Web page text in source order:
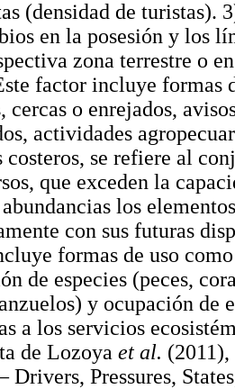
(densidad de turistas).
en la posesión y los
zona terrestre o
factor incluye formas
cercas o enrejados,
actividades
costeros, se refiere al
que exceden la
los
con sus futuras
formas de uso
de especies (peces,
y ocupación de
a los servicios
de Lozoya et al.
Drivers, Pressures,